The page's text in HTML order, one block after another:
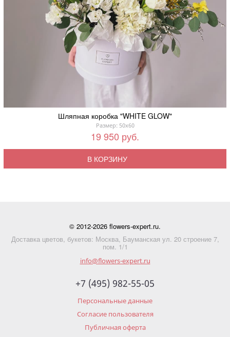
Шляпная коробка "WHITE GLOW"
Размер: 50x60
19 950 руб.
В КОРЗИНУ
© 2012-2026 flowers-expert.ru.
Доставка цветов, букетов: Москва, Бауманская ул. 20 строение 7,
пом. 1/1
info@flowers-expert.ru
+7 (495) 982-55-05
Персональные данные
Согласие пользователя
Публичная оферта